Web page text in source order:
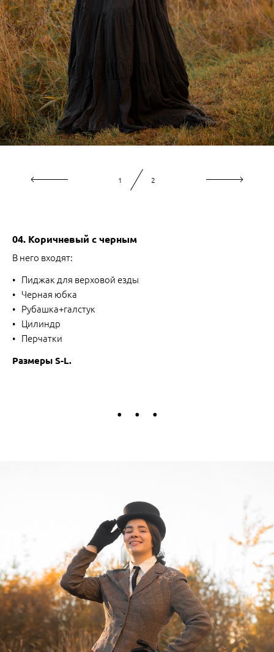
04. Коричневый с черным
В него входят:
Пиджак для верховой езды
Черная юбка
Рубашка+галстук
Цилиндр
Перчатки
Размеры S-L.
2 2